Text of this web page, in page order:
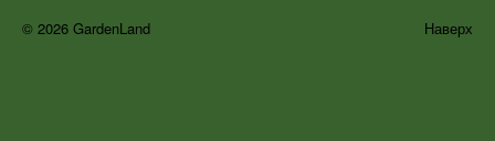
Наверх
© 2026 GardenLand